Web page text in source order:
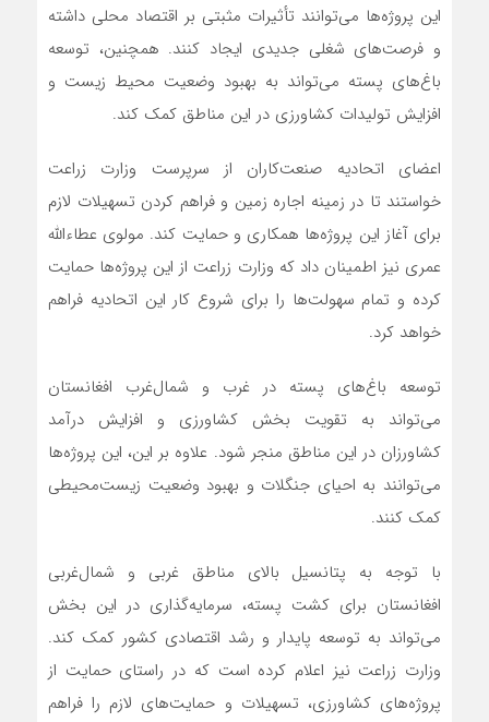
این پروژه‌ها می‌توانند تأثیرات مثبتی بر اقتصاد محلی داشته
و فرصت‌های شغلی جدیدی ایجاد کنند. همچنین، توسعه
باغ‌های پسته می‌تواند به بهبود وضعیت محیط‌ زیست و
افزایش تولیدات کشاورزی در این مناطق کمک کند.
اعضای اتحادیه صنعت‌کاران از سرپرست وزارت زراعت
خواستند تا در زمینه اجاره زمین و فراهم کردن تسهیلات لازم
برای آغاز این پروژه‌ها همکاری و حمایت کند. مولوی عطاءالله
عمری نیز اطمینان داد که وزارت زراعت از این پروژه‌ها حمایت
کرده و تمام سهولت‌ها را برای شروع کار این اتحادیه فراهم
خواهد کرد.
توسعه باغ‌های پسته در غرب و شمال‌غرب افغانستان
می‌تواند به تقویت بخش کشاورزی و افزایش درآمد
کشاورزان در این مناطق منجر شود. علاوه بر این، این پروژه‌ها
می‌توانند به احیای جنگلات و بهبود وضعیت زیست‌محیطی
کمک کنند.
با توجه به پتانسیل بالای مناطق غربی و شمال‌غربی
افغانستان برای کشت پسته، سرمایه‌گذاری در این بخش
می‌تواند به توسعه پایدار و رشد اقتصادی کشور کمک کند.
وزارت زراعت نیز اعلام کرده است که در راستای حمایت از
پروژه‌های کشاورزی، تسهیلات و حمایت‌های لازم را فراهم